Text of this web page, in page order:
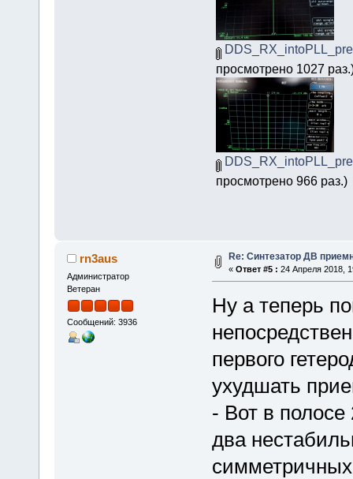
просмотрено 1027
просмотрено 966 раз.)
rn3aus
Администратор
Ветеран
Сообщений: 3936
Re: Синтезатор ДВ
« Ответ #5 : 24 Апреля 2018,
Ну а теперь
первого
ухудшать
- Вот в
два